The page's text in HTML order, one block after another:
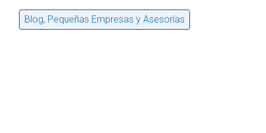
Blog, Pequeñas Empresas y Asesorías